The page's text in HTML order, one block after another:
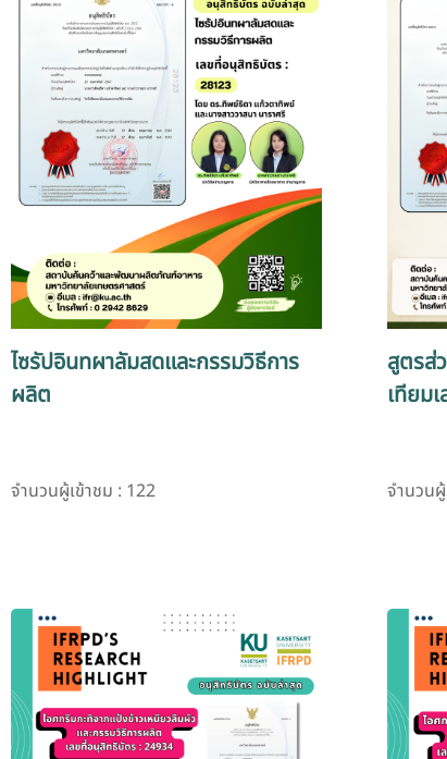
ไซรัปอินทผาลัมสดและกรรมวิธีการ
ผลิต
จำนวนผู้เข้าชม : 122
สูตรส่
เทียม
จำนวน